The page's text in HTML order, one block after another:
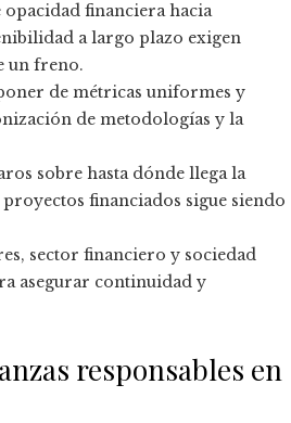
financiera hacia
a largo plazo exigen
un freno.
de métricas uniformes y
de metodologías y la
sobre hasta dónde llega la
financiados sigue siendo
sector financiero y sociedad
asegurar continuidad y
responsables en